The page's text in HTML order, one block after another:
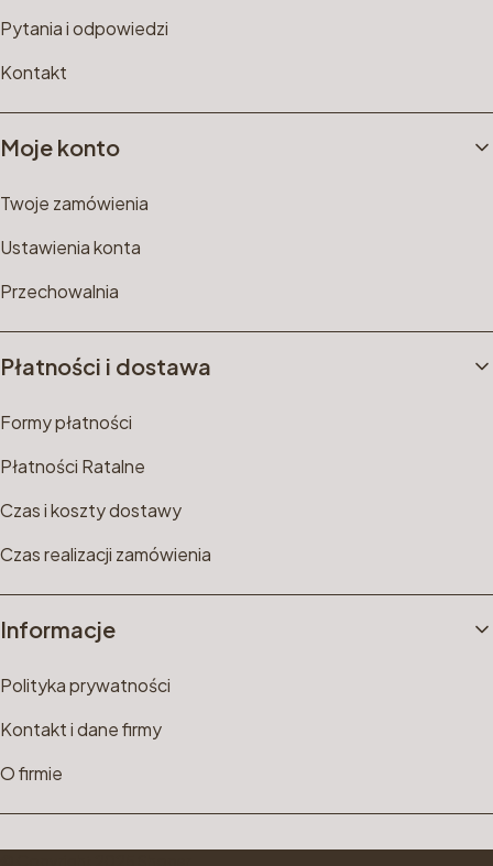
Pytania i odpowiedzi
Kontakt
Moje konto
Twoje zamówienia
Ustawienia konta
Przechowalnia
Płatności i dostawa
Formy płatności
Płatności Ratalne
Czas i koszty dostawy
Czas realizacji zamówienia
Informacje
Polityka prywatności
Kontakt i dane firmy
O firmie